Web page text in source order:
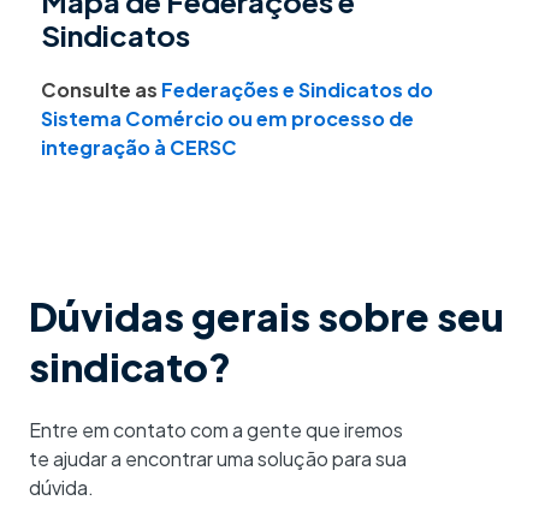
Sindicatos
Consulte as Federações e Sindicatos do
Sistema Comércio ou em processo de
integração à CERSC
Dúvidas gerais sobre seu
sindicato?
Entre em contato com a gente que iremos
te ajudar a encontrar uma solução para sua
dúvida.